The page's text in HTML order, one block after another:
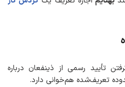
تأیید رسمی از ذینفعان درباره
تعریف‌شده هم‌خوانی دارد.